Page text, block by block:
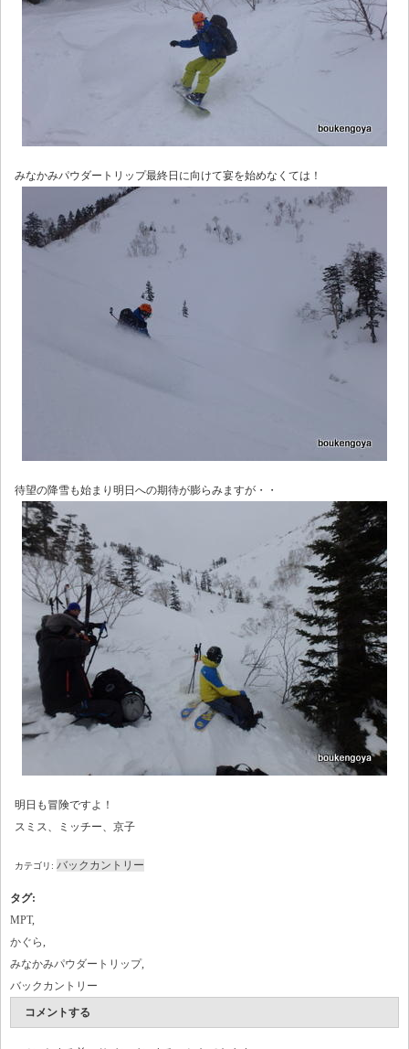
みなかみパウダートリップ最終日に向けて宴を始めなくては！
待望の降雪も始まり明日への期待が膨らみますが・・
明日も冒険ですよ！
スミス、ミッチー、京子
カテゴリ: バックカントリー
タグ:
MPT,
かぐら
みなかみパウダートリップ,
バックカントリー
コメントする